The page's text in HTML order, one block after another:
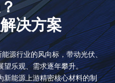
决方案
能源行业的风向标，带动光伏、
望乐观、需求逐年攀升。
新能源上游精密核心材料的制